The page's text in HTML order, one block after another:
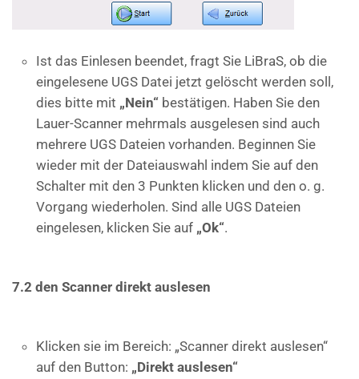
Ist das Einlesen beendet, fragt Sie LiBraS, ob die
eingelesene UGS Datei jetzt gelöscht werden soll,
dies bitte mit „Nein“ bestätigen. Haben Sie den
Lauer-Scanner mehrmals ausgelesen sind auch
mehrere UGS Dateien vorhanden. Beginnen Sie
wieder mit der Dateiauswahl indem Sie auf den
Schalter mit den 3 Punkten klicken und den o. g.
Vorgang wiederholen. Sind alle UGS Dateien
eingelesen, klicken Sie auf „Ok“.
7.2 den Scanner direkt auslesen
Klicken sie im Bereich: „Scanner direkt auslesen“
auf den Button: „Direkt auslesen“